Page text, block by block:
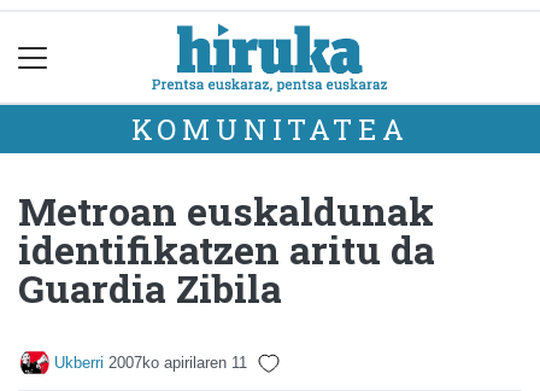
KOMUNITATEA
Metroan euskaldunak
identifikatzen aritu da
Guardia Zibila
Ukberri 2007ko apirilaren 11